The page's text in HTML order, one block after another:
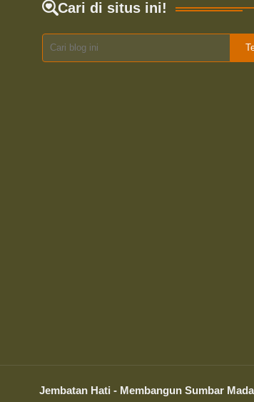
Cari di situs ini!
Jembatan Hati - Membangun Sumbar